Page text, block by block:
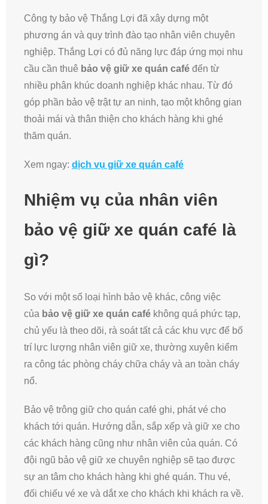
Công ty bảo vệ Thắng Lợi đã xây dựng một
phương án và quy trình đào tạo nhân viên chuyên
nghiệp. Thắng Lợi có đủ năng lực đáp ứng mọi nhu
cầu cần thuê bảo vệ giữ xe quán café đến từ
nhiều phân khúc doanh nghiệp khác nhau. Từ đó
góp phần bảo vệ trật tự an ninh, tạo một không gian
thoải mái và thân thiện cho khách hàng khi ghé
thăm quán.
Xem ngay: dịch vụ giữ xe quán café
Nhiệm vụ của nhân viên
bảo vệ giữ xe quán café là
gì?
So với một số loại hình bảo vệ khác, công việc
của bảo vệ giữ xe quán café không quá phức tạp,
chủ yếu là theo dõi, rà soát tất cả các khu vực để bố
trí lực lượng nhân viên giữ xe, thường xuyên kiểm
ra công tác phòng cháy chữa cháy và an toàn cháy
nổ.
Bảo vệ trông giữ cho quán café ghi, phát vé cho
khách tới quán. Hướng dẫn, sắp xếp và giữ xe cho
các khách hàng cũng như nhân viên của quán. Có
đội ngũ bảo vệ giữ xe chuyên nghiệp sẽ tạo được
sự an tâm cho khách hàng khi ghé quán. Thu vé,
đối chiếu vé xe và dắt xe cho khách khi khách ra về.